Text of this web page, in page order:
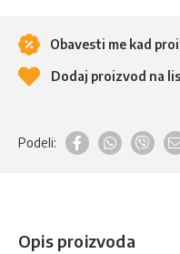
Obavesti me kad
Dodaj proizvod na
Podeli:
Opis proizvoda